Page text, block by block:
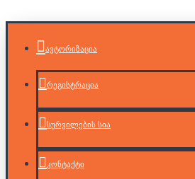
ავტორიზაცია
რეგისტრაცია
სურვილების სია
კონტაქტი